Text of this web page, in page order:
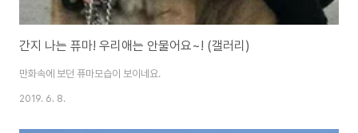
간지 나는 퓨마! 우리애는 안물어요~! (갤러리)
만화속에 보던 퓨마모습이 보이네요.
2019. 6. 8.